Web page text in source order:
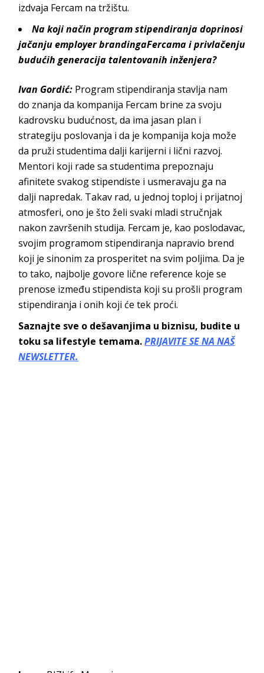
izdvaja Fercam na tržištu.
Na koji način program stipendiranja doprinosi
jačanjuemployer brandingaFercamai privlačenju
budućih generacija talentovanih inženjera?
Ivan Gordić: Program stipendiranja stavlja nam
do znanja da kompanija Fercam brine za svoju
kadrovsku budućnost, da ima jasan plan i
strategiju poslovanja i da je kompanija koja može
da pruži studentima dalji karijerni i lični razvoj.
Mentori koji rade sa studentima prepoznaju
afinitete svakog stipendiste i usmeravaju ga na
dalji napredak. Takav rad, u jednoj toploj i prijatnoj
atmosferi, ono je što želi svaki mladi stručnjak
nakon završenih studija. Fercam je, kao poslodavac,
svojim programom stipendiranja napravio brend
koji je sinonim za prosperitet na svim poljima. Da je
to tako, najbolje govore lične reference koje se
prenose između stipendista koji su prošli program
stipendiranja i onih koji će tek proći.
Saznajte sve o dešavanjima u biznisu, budite u
toku sa lifestyle temama.PRIJAVITE SE NA NAŠ
NEWSLETTER.